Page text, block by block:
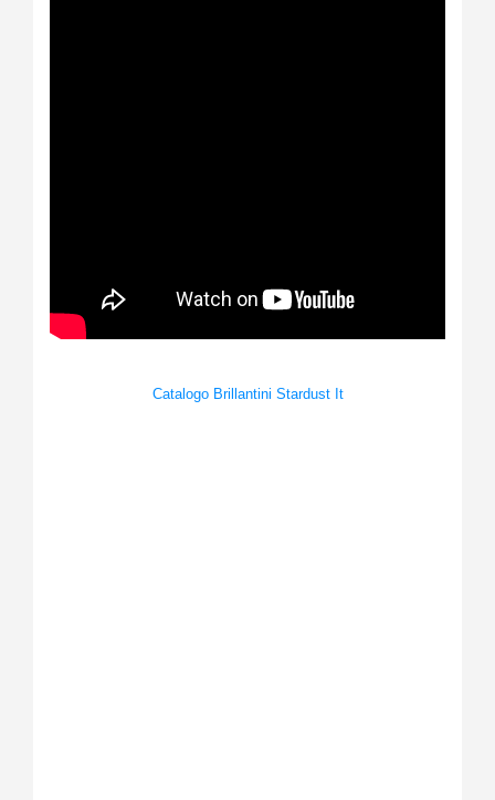
Catalogo Brillantini Stardust It